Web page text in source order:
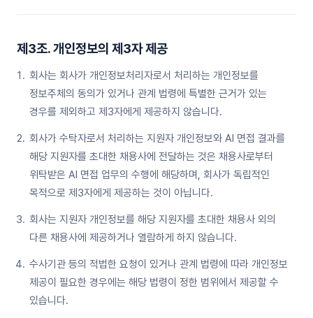
제3조. 개인정보의 제3자 제공
회사는 회사가 개인정보처리자로서 처리하는 개인정보를
정보주체의 동의가 있거나 관계 법령에 특별한 근거가 있는
경우를 제외하고 제3자에게 제공하지 않습니다.
회사가 수탁자로서 처리하는 지원자 개인정보와 AI 면접 결과를
해당 지원자를 초대한 채용사에 전달하는 것은 채용사로부터
위탁받은 AI 면접 업무의 수행에 해당하며, 회사가 독립적인
목적으로 제3자에게 제공하는 것이 아닙니다.
회사는 지원자 개인정보를 해당 지원자를 초대한 채용사 외의
다른 채용사에 제공하거나 열람하게 하지 않습니다.
수사기관 등의 적법한 요청이 있거나 관계 법령에 따라 개인정보
제공이 필요한 경우에는 해당 법령이 정한 범위에서 제공할 수
있습니다.